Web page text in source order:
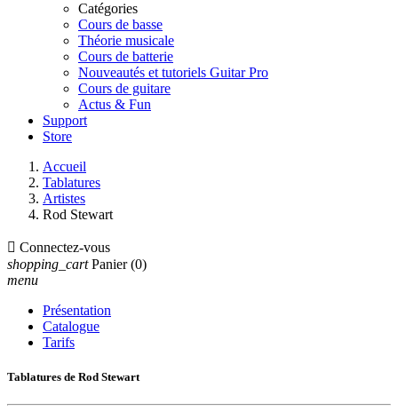
Catégories
Cours de basse
Théorie musicale
Cours de batterie
Nouveautés et tutoriels Guitar Pro
Cours de guitare
Actus & Fun
Support
Store
Accueil
Tablatures
Artistes
Rod Stewart
 Connectez-vous
shopping_cart Panier (0)
menu
Présentation
Catalogue
Tarifs
Tablatures de Rod Stewart